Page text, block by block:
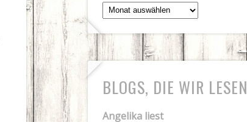
Archiv
BLOGS, DIE WIR LESEN
Angelika liest